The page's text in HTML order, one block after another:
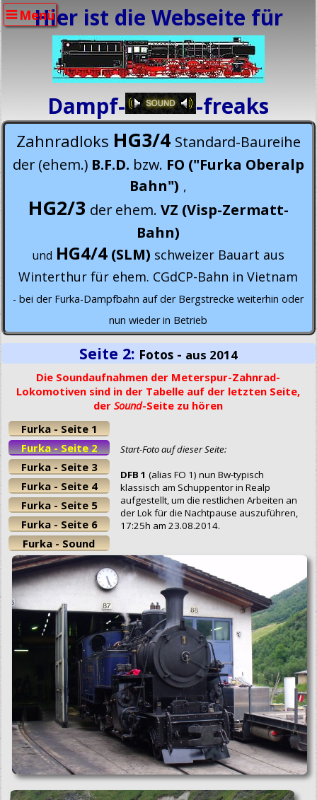
Menü
Hier ist die Webseite für
Dampf- -freaks
Zahnradloks HG3/4 Standard-Baureihe
der (ehem.) B.F.D. bzw. FO ("Furka Oberalp
Bahn") ,
HG2/3 der ehem. VZ (Visp-Zermatt-
Bahn)
und HG4/4 (SLM) schweizer Bauart aus
Winterthur für ehem. CGdCP-Bahn in Vietnam
- bei der Furka-Dampfbahn auf der Bergstrecke weiterhin oder
nun wieder in Betrieb
Seite 2: Fotos - aus 2014
Die Soundaufnahmen der Meterspur-Zahnrad-
Lokomotiven sind in der Tabelle auf der letzten Seite,
derSound-Seite zu hören
Furka - Seite 1
Furka - Seite 2
Furka - Seite 3
Furka - Seite 4
Furka - Seite 5
Furka - Seite 6
Furka - Sound
Start-Foto auf dieser Seite:
DFB 1 (alias FO 1) nun Bw-typisch
klassisch am Schuppentor in Realp
aufgestellt, um die restlichen Arbeiten an
der Lok für die Nachtpause auszuführen,
17:25h am 23.08.2014.